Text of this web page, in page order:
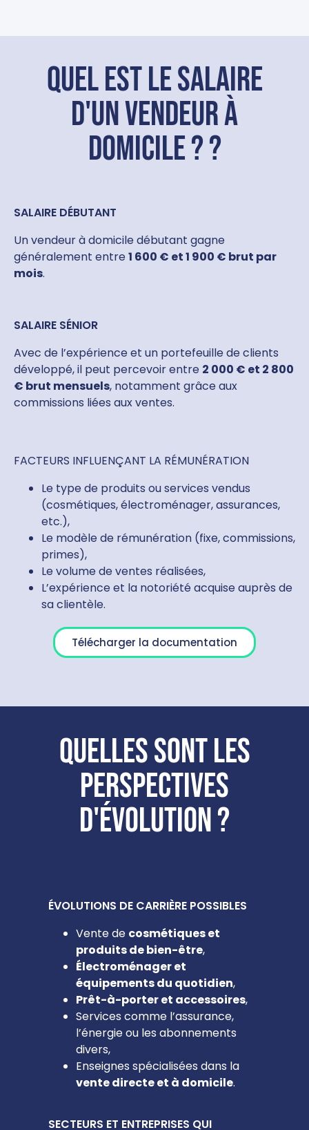
Quel est le salaire
d'un vendeur à
domicile ? ?
SALAIRE DÉBUTANT
Un vendeur à domicile débutant gagne
généralement entre 1 600 € et 1 900 € brut par
mois.
SALAIRE SÉNIOR
Avec de l’expérience et un portefeuille de clients
développé, il peut percevoir entre 2 000 € et 2 800
€ brut mensuels, notamment grâce aux
commissions liées aux ventes.
FACTEURS INFLUENÇANT LA RÉMUNÉRATION
Le type de produits ou services vendus
(cosmétiques, électroménager, assurances,
etc.),
Le modèle de rémunération (fixe, commissions,
primes),
Le volume de ventes réalisées,
L’expérience et la notoriété acquise auprès de
sa clientèle.
Télécharger la documentation
Quelles sont les
perspectives
d'évolution ?
ÉVOLUTIONS DE CARRIÈRE POSSIBLES
Vente de cosmétiques et
produits de bien-être,
Électroménager et
équipements du quotidien,
Prêt-à-porter et accessoires,
Services comme l’assurance,
l’énergie ou les abonnements
divers,
Enseignes spécialisées dans la
vente directe et à domicile.
SECTEURS ET ENTREPRISES QUI